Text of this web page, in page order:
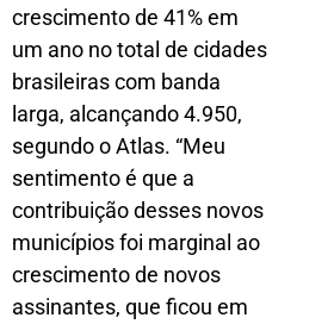
crescimento de 41% em
um ano no total de cidades
brasileiras com banda
larga, alcançando 4.950,
segundo o Atlas. “Meu
sentimento é que a
contribuição desses novos
municípios foi marginal ao
crescimento de novos
assinantes, que ficou em